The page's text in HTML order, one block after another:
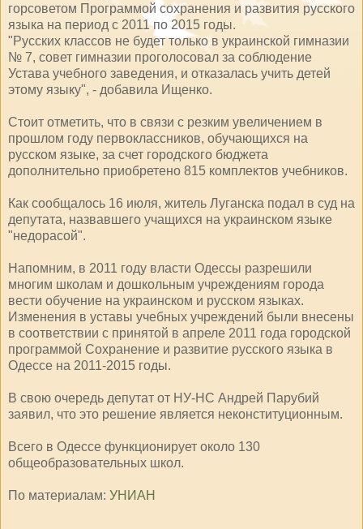
горсоветом Программой сохранения и развития русского
языка на период с 2011 по 2015 годы.
"Русских классов не будет только в украинской гимназии
№ 7, совет гимназии проголосовал за соблюдение
Устава учебного заведения, и отказалась учить детей
этому языку", - добавила Ищенко.
Стоит отметить, что в связи с резким увеличением в
прошлом году первоклассников, обучающихся на
русском языке, за счет городского бюджета
дополнительно приобретено 815 комплектов учебников.
Как сообщалось 16 июля, житель Луганска подал в суд на
депутата, назвавшего учащихся на украинском языке
"недорасой".
Напомним, в 2011 году власти Одессы разрешили
многим школам и дошкольным учреждениям города
вести обучение на украинском и русском языках.
Изменения в уставы учебных учреждений были внесены
в соответствии с принятой в апреле 2011 года городской
программой Сохранение и развитие русского языка в
Одессе на 2011-2015 годы.
В свою очередь депутат от НУ-НС Андрей Парубий
заявил, что это решение является неконституционным.
Всего в Одессе функционирует около 130
общеобразовательных школ.
По материалам: УНИАН